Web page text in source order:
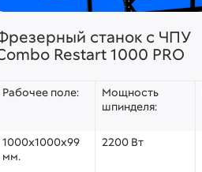
станок с ЧПУ
Restart 1000 PRO
Рабочее поле:
1000х1000х99
мм.
Мощность
шпинделя:
2200 Вт